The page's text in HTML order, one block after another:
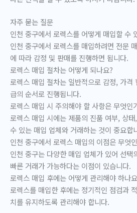
자주 묻는 질문
인천 중구에서 로렉스를 어떻게 매입할 수
인천 중구에서 로렉스를 매입하려면 전문
에 따라 감정 및 판매를 진행하면 됩니다.
로렉스 매입 절차는 어떻게 되나요?
로렉스 매입 절차는 일반적으로 감정, 가격
급의 순서로 진행됩니다.
로렉스 매입 시 주의해야 할 사항은 무엇인
로렉스 매입 시에는 제품의 진품 여부, 상
수 있는 매입 업체와 거래하는 것이 중요합
인천 중구에서 로렉스 매입의 이점은 무엇
인천 중구는 다양한 매입 업체가 있어 선택
빠른 거래가 가능하다는 이점이 있습니다.
로렉스 매입 후에는 어떻게 관리해야 하나
로렉스를 매입한 후에는 정기적인 점검과
치를 유지하도록 관리해야 합니다.